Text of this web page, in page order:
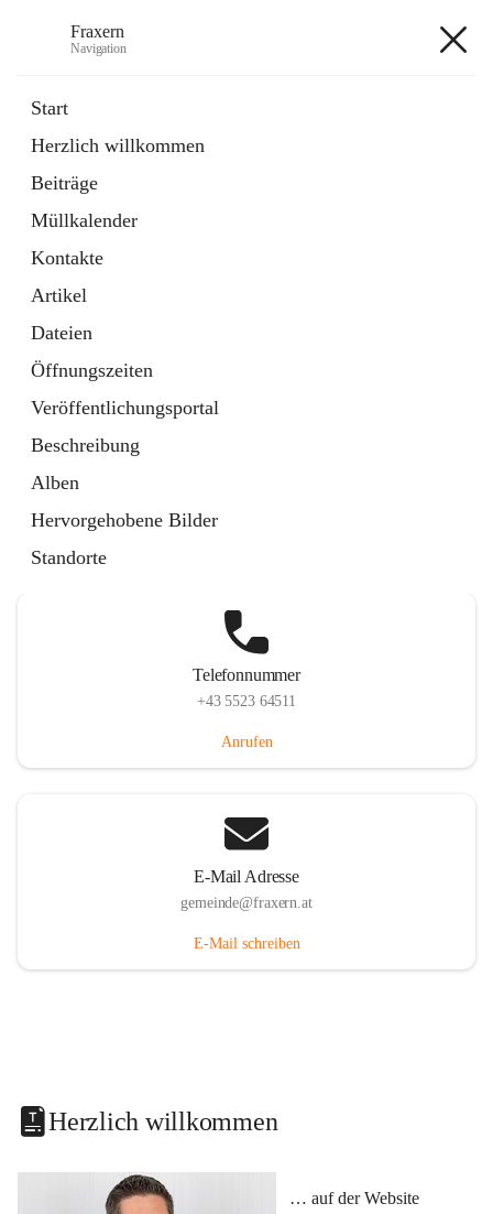
Fraxern
Navigation
Start
Herzlich willkommen
Beiträge
Müllkalender
Kontakte
Artikel
Dateien
Öffnungszeiten
Veröffentlichungsportal
Beschreibung
Alben
Hervorgehobene Bilder
Standorte
Ordner
in
Tab
Formulare
Artikel
öffnet
in
neuem
Tab
Telefonnummer
+43 5523 64511
Anrufen
E-Mail Adresse
gemeinde@fraxern.at
E-Mail schreiben
Herzlich willkommen
… auf der Website